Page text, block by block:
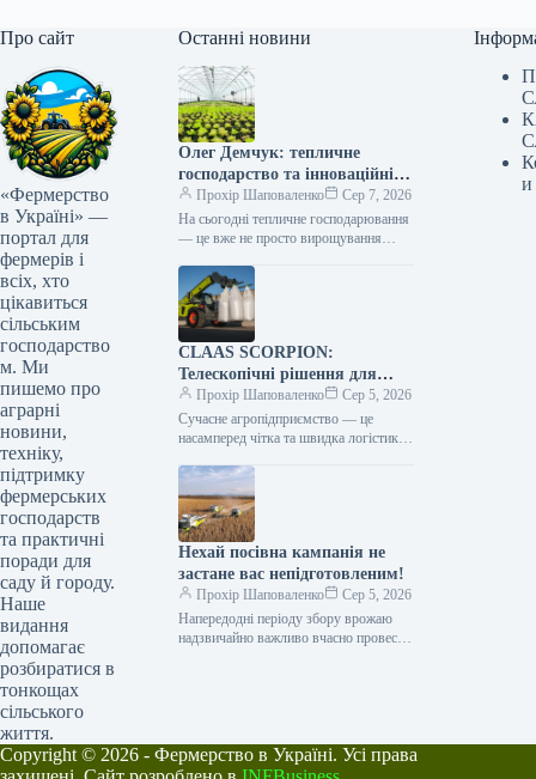
Про сайт
«Фермерство
в Україні» —
портал для
фермерів і
всіх, хто
цікавиться
сільським
господарство
м. Ми
пишемо про
аграрні
новини,
техніку,
підтримку
фермерських
господарств
та практичні
поради для
саду й городу.
Наше
видання
допомагає
розбиратися в
тонкощах
сільського
життя.
Останні новини
Олег Демчук: тепличне
господарство та інноваційні
центри в Україні
Прохір Шаповаленко
Сер 7, 2026
На сьогодні тепличне господарювання
— це вже не просто вирощування
технологій та цифрових інструментів,
що…
CLAAS SCORPION:
Телескопічні рішення для
ефективного агрологістичного
менеджменту
Прохір Шаповаленко
Сер 5, 2026
Сучасне агропідприємство — це
насамперед чітка та швидка логістика.
тисяч тонн зерна, робота з
біогазовими…
Нехай посівна кампанія не
застане вас непідготовленим!
Прохір Шаповаленко
Сер 5, 2026
Напередодні періоду збору врожаю
надзвичайно важливо вчасно провести
и
Copyright © 2026 - Фермерство в Україні. Усі права